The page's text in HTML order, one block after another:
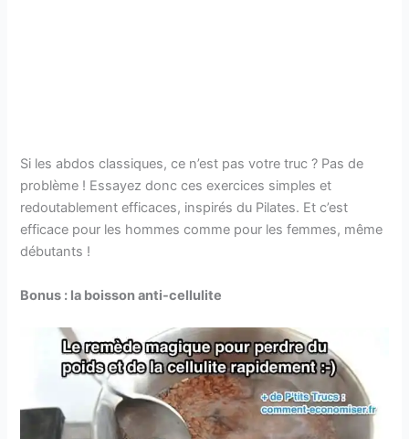
Si les abdos classiques, ce n’est pas votre truc ? Pas de
problème ! Essayez donc ces exercices simples et
redoutablement efficaces, inspirés du Pilates. Et c’est
efficace pour les hommes comme pour les femmes, même
débutants !
Bonus : la boisson anti-cellulite